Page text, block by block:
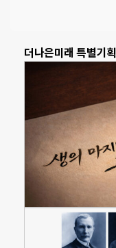
더나은미래 특별기획